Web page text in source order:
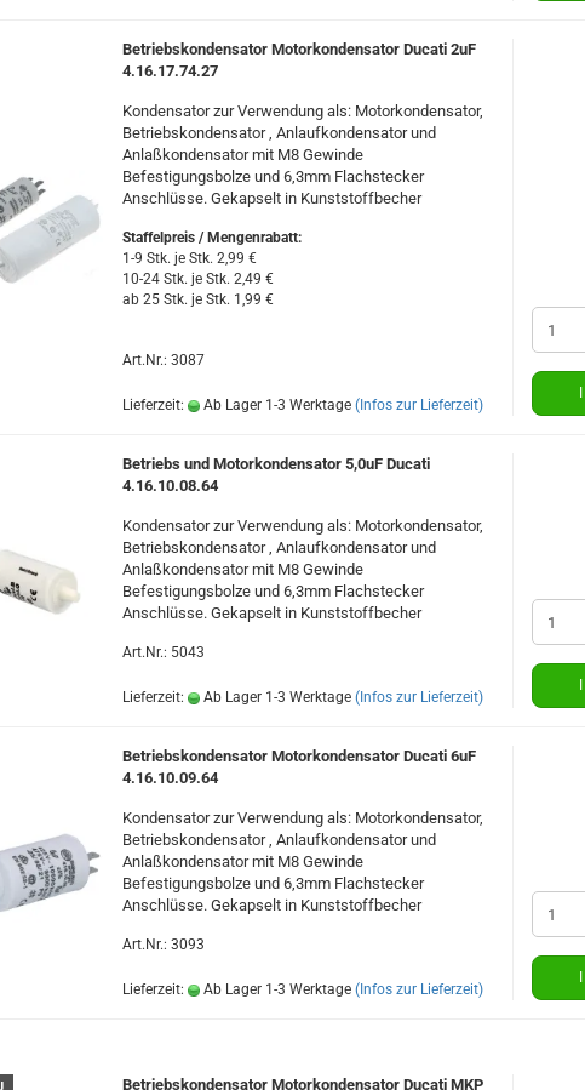
Betriebskondensator Motorkondensator Ducati 2uF
4.16.17.74.27
Kondensator zur Verwendung als: Motorkondensator,
Betriebskondensator , Anlaufkondensator und
Anlaßkondensator mit M8 Gewinde
Befestigungsbolze und 6,3mm Flachstecker
Anschlüsse. Gekapselt in Kunststoffbecher
Staffelpreis / Mengenrabatt:
1-9 Stk. je Stk. 2,99 €
10-24 Stk. je Stk. 2,49 €
ab 25 Stk. je Stk. 1,99 €
Art.Nr.: 3087
Lieferzeit: Ab Lager 1-3 Werktage (Infos zur Lieferzeit)
Betriebs und Motorkondensator 5,0uF Ducati
4.16.10.08.64
Kondensator zur Verwendung als: Motorkondensator,
Betriebskondensator , Anlaufkondensator und
Anlaßkondensator mit M8 Gewinde
Befestigungsbolze und 6,3mm Flachstecker
Anschlüsse. Gekapselt in Kunststoffbecher
Art.Nr.: 5043
Lieferzeit: Ab Lager 1-3 Werktage (Infos zur Lieferzeit)
Betriebskondensator Motorkondensator Ducati 6uF
4.16.10.09.64
Kondensator zur Verwendung als: Motorkondensator,
Betriebskondensator , Anlaufkondensator und
Anlaßkondensator mit M8 Gewinde
Befestigungsbolze und 6,3mm Flachstecker
Anschlüsse. Gekapselt in Kunststoffbecher
Art.Nr.: 3093
Lieferzeit: Ab Lager 1-3 Werktage (Infos zur Lieferzeit)
Betriebskondensator Motorkondensator Ducati MKP